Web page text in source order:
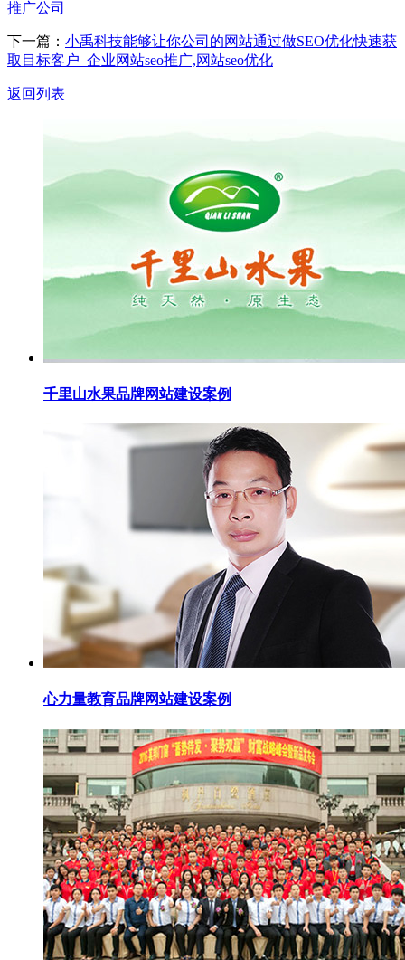
推广公司
下一篇： 小禹科技能够让你公司的网站通过做SEO优化快速获
取目标客户_企业网站seo推广,网站seo优化
返回列表
千里山水果品牌网站建设案例
心力量教育品牌网站建设案例